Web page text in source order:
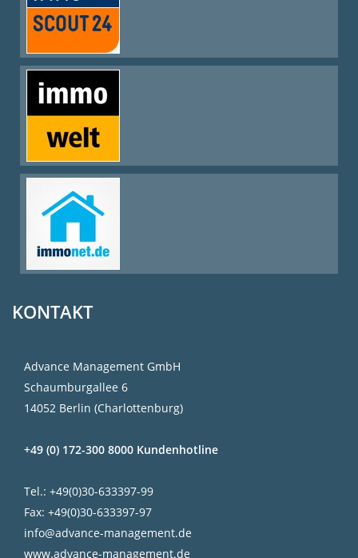
KONTAKT
Advance Management GmbH
Schaumburgallee 6
14052 Berlin (Charlottenburg)
+49 (0) 172-300 8000 Kundenhotline
Tel.: +49(0)30-633397-99
Fax: +49(0)30-633397-97
info@advance-management.de
www.advance-management.de